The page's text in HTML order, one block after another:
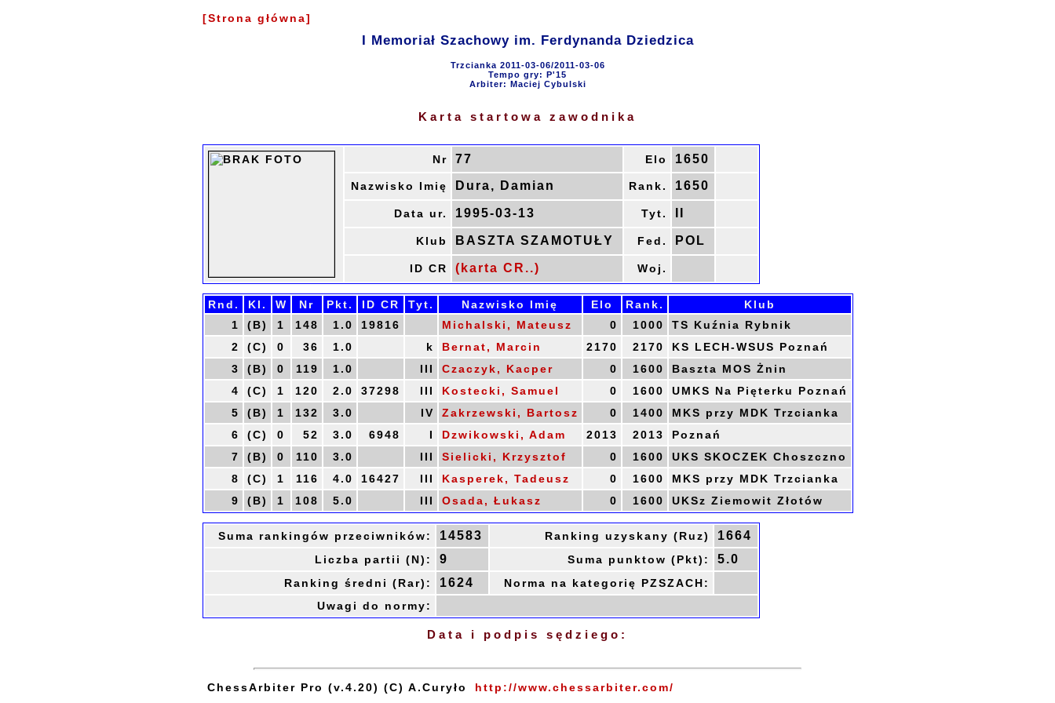
[Strona główna]
I Memoriał Szachowy im. Ferdynanda Dziedzica
Trzcianka 2011-03-06/2011-03-06
Tempo gry: P'15
Arbiter: Maciej Cybulski
Karta startowa zawodnika
Nr 77 Elo 1650
Nazwisko Imię Dura, Damian Rank. 1650
Data ur. 1995-03-13 Tyt.
Klub BASZTA SZAMOTUŁY Fed. POL
ID CR (karta CR..) Woj.
Rnd. Kl. W Nr Pkt. ID CR Tyt. Nazwisko Imię Elo Rank.
Klub
1
(B) 1 148 1.0 19816 Michalski, Mateusz 0 1000
TS Kuźnia Rybnik
2
(C) 0 36 1.0 k Bernat, Marcin 2170 2170
KS LECH-WSUS Poznań
3
(B) 0 119 1.0 III Czaczyk, Kacper 0 1600
Baszta MOS Żnin
4
(C) 1 120 2.0 37298 III Kostecki, Samuel 0 1600
UMKS Na Pięterku Poznań
5
(B) 1 132 3.0 IV Zakrzewski, Bartosz 0 1400
MKS przy MDK Trzcianka
6
(C) 0 52 3.0 6948 I Dzwikowski, Adam 2013 2013
Poznań
7
(B) 0 110 3.0 III Sielicki, Krzysztof 0 1600
UKS SKOCZEK Choszczno
8
(C) 1 116 4.0 16427 III Kasperek, Tadeusz 0 1600
MKS przy MDK Trzcianka
9
(B) 1 108 5.0 III Osada, Łukasz 0 1600 UKSz Ziemowit Złotów
Suma rankingów przeciwników: 14583 Ranking uzyskany (Ruz) 1664
Liczba partii (N): 9 Suma punktow (Pkt): 5.0
Ranking średni (Rar): 1624
Norma na kategorię PZSZACH:
Uwagi do normy:
Data i podpis sędziego:
ChessArbiter Pro (v.4.20) (C) A.Curyło http://www.chessarbiter.com/